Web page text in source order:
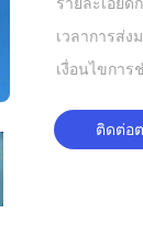
เวลาการส่ง
เงื่อนไขการ
ติดต่อ